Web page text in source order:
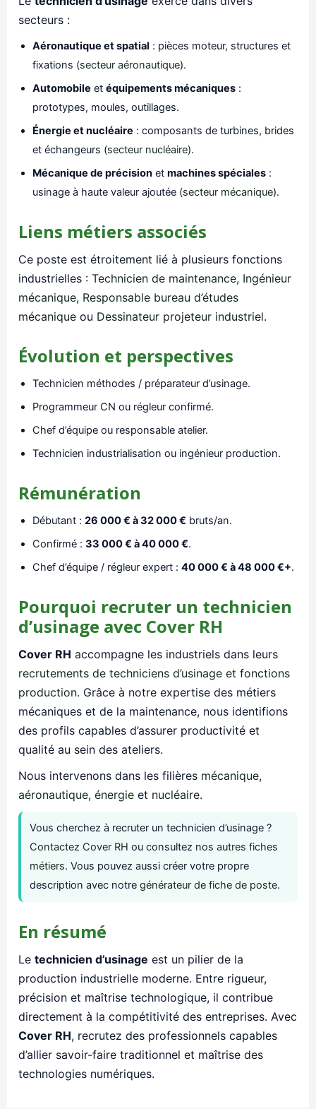
secteurs :
Aéronautique et spatial : pièces moteur, structures et
fixations (secteur aéronautique).
Automobile et équipements mécaniques :
prototypes, moules, outillages.
Énergie et nucléaire : composants de turbines, brides
et échangeurs (secteur nucléaire).
Mécanique de précision et machines spéciales :
usinage à haute valeur ajoutée (secteur mécanique).
Liens métiers associés
Ce poste est étroitement lié à plusieurs fonctions
industrielles : Technicien de maintenance, Ingénieur
mécanique, Responsable bureau d’études
mécanique ou Dessinateur projeteur industriel.
Évolution et perspectives
Technicien méthodes / préparateur d’usinage.
Programmeur CN ou régleur confirmé.
Chef d’équipe ou responsable atelier.
Technicien industrialisation ou ingénieur production.
Rémunération
Débutant : 26 000 € à 32 000 € bruts/an.
Confirmé : 33 000 € à 40 000 €.
Chef d’équipe / régleur expert : 40 000 € à 48 000 €+.
Pourquoi recruter un technicien
d’usinage avec Cover RH
Cover RH accompagne les industriels dans leurs
recrutements de techniciens d’usinage et fonctions
production. Grâce à notre expertise des métiers
mécaniques et de la maintenance, nous identifions
des profils capables d’assurer productivité et
qualité au sein des ateliers.
Nous intervenons dans les filières mécanique,
aéronautique, énergie et nucléaire.
Vous cherchez à recruter un technicien d’usinage ?
Contactez Cover RH ou consultez nos autres fiches
métiers. Vous pouvez aussi créer votre propre
description avec notre générateur de fiche de poste.
En résumé
Le technicien d’usinage est un pilier de la
production industrielle moderne. Entre rigueur,
précision et maîtrise technologique, il contribue
directement à la compétitivité des entreprises. Avec
Cover RH, recrutez des professionnels capables
d’allier savoir-faire traditionnel et maîtrise des
technologies numériques.